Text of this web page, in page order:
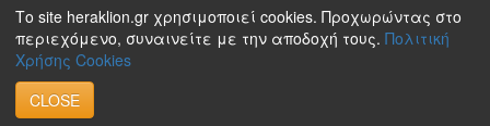
Το site heraklion.gr χρησιμοποιεί cookies. Προχωρώντας στο
περιεχόμενο, συναινείτε με την αποδοχή τους. Πολιτική
Χρήσης Cookies
CLOSE